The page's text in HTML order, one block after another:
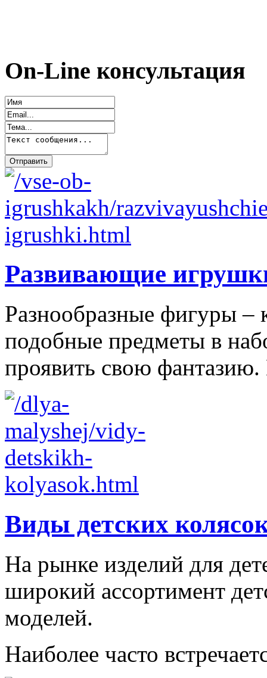
On-Line консультация
Развивающие
Разнообразные фигуры –
подобные предметы в
проявить свою
Виды детских
На рынке изделий для
широкий ассортимент
моделей.
Наиболее часто